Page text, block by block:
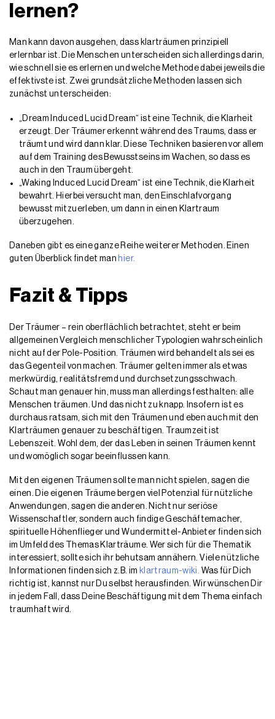
lernen?
Man kann davon ausgehen, dass klarträumen prinzipiell
erlernbar ist. Die Menschen unterscheiden sich allerdings darin,
wie schnell sie es erlernen und welche Methode dabei jeweils die
effektivste ist. Zwei grundsätzliche Methoden lassen sich
zunächst unterscheiden:
„Dream Induced Lucid Dream“ ist eine Technik, die Klarheit
erzeugt. Der Träumer erkennt während des Traums, dass er
träumt und wird dann klar. Diese Techniken basieren vor allem
auf dem Training des Bewusstseins im Wachen, so dass es
auch in den Traum übergeht.
„Waking Induced Lucid Dream“ ist eine Technik, die Klarheit
bewahrt. Hierbei versucht man, den Einschlafvorgang
bewusst mitzuerleben, um dann in einen Klartraum
überzugehen.
Daneben gibt es eine ganze Reihe weiterer Methoden. Einen
guten Überblick findet man hier.
Fazit & Tipps
Der Träumer – rein oberflächlich betrachtet, steht er beim
allgemeinen Vergleich menschlicher Typologien wahrscheinlich
nicht auf der Pole-Position. Träumen wird behandelt als sei es
das Gegenteil von machen. Träumer gelten immer als etwas
merkwürdig, realitätsfremd und durchsetzungsschwach.
Schaut man genauer hin, muss man allerdings festhalten: alle
Menschen träumen. Und das nicht zu knapp. Insofern ist es
durchaus ratsam, sich mit den Träumen und eben auch mit den
Klarträumen genauer zu beschäftigen. Traumzeit ist
Lebenszeit. Wohl dem, der das Leben in seinen Träumen kennt
und womöglich sogar beeinflussen kann.
Mit den eigenen Träumen sollte man nicht spielen, sagen die
einen. Die eigenen Träume bergen viel Potenzial für nützliche
Anwendungen, sagen die anderen. Nicht nur seriöse
Wissenschaftler, sondern auch findige Geschäftemacher,
spirituelle Höhenflieger und Wundermittel-Anbieter finden sich
im Umfeld des Themas Klarträume. Wer sich für die Thematik
interessiert, sollte sich ihr behutsam annähern. Viele nützliche
Informationen finden sich z.B. im klartraum-wiki. Was für Dich
richtig ist, kannst nur Du selbst herausfinden. Wir wünschen Dir
in jedem Fall, dass Deine Beschäftigung mit dem Thema einfach
traumhaft wird.